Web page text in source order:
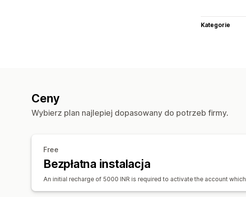
Kategorie
Ceny
Wybierz plan najlepiej dopasowany do potrzeb firmy.
Free
Bezpłatna instalacja
An initial recharge of 5000 INR is required to activate the account